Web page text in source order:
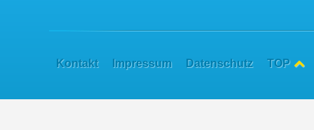
Kontakt Impressum Datenschutz TOP